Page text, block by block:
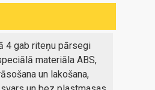
4 gab riteņu pārsegi
materiāla ABS,
un lakošana,